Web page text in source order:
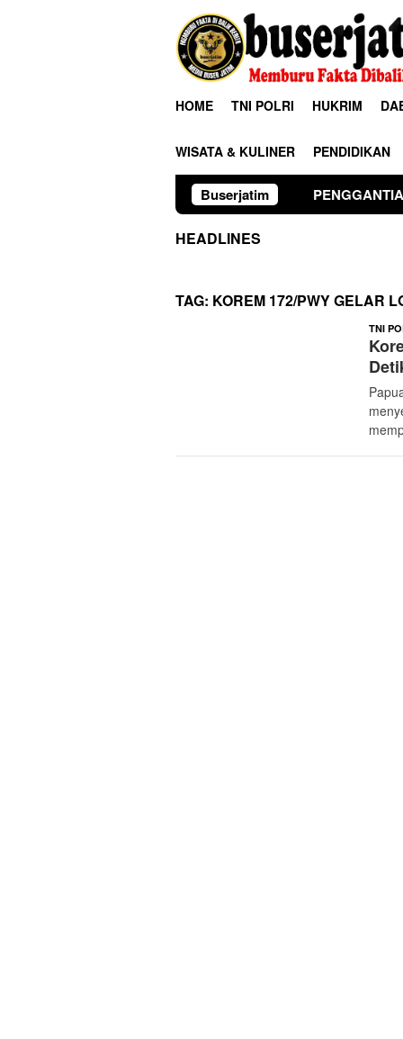
HOME TNI POLRI HUKRIM
WISATA & KULINER PENDIDIKAN
Buserjatim
PENGGANTIAN
HEADLINES
TAG: KOREM 172/PWY GELAR
TNI